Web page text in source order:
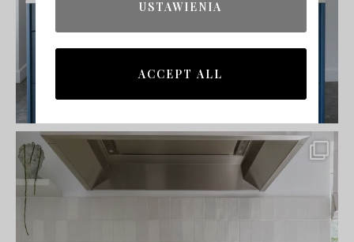
USTAWIENIA
ACCEPT ALL